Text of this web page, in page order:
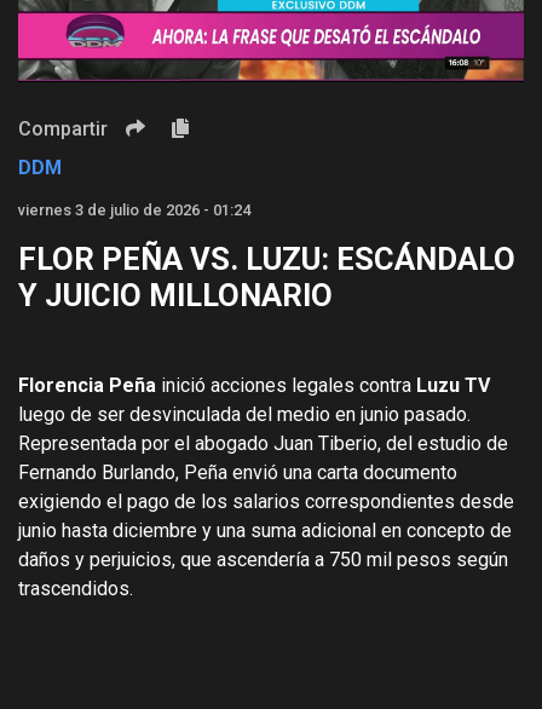
Video
Compartir
DDM
viernes 3 de julio de 2026 - 01:24
FLOR PEÑA VS. LUZU: ESCÁNDALO
Y JUICIO MILLONARIO
Florencia Peña inició acciones legales contra Luzu TV
luego de ser desvinculada del medio en junio pasado.
Representada por el abogado Juan Tiberio, del estudio de
Fernando Burlando, Peña envió una carta documento
exigiendo el pago de los salarios correspondientes desde
junio hasta diciembre y una suma adicional en concepto de
daños y perjuicios, que ascendería a 750 mil pesos según
trascendidos.